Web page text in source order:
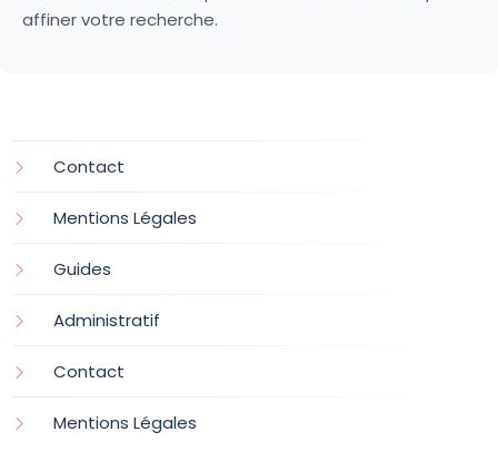
affiner votre recherche.
Contact
Mentions Légales
Guides
Administratif
Contact
Mentions Légales